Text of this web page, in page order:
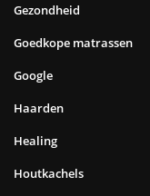
Gezondheid
Goedkope matrassen
Google
Haarden
Healing
Houtkachels